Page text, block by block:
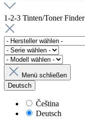
1-2-3 Tinten/Toner Finder
Menü schließen
Deutsch
Čeština
Deutsch